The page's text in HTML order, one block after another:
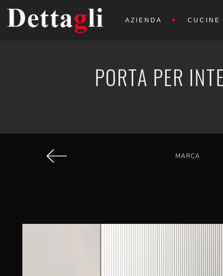
AZIENDA CUCINE
PORTA PER
MARCA